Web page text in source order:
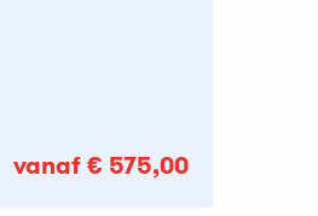
vanaf € 575,00